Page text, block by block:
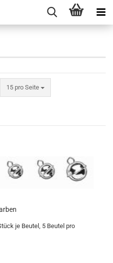
15 pro Seite
je Beutel, 5 Beutel pro